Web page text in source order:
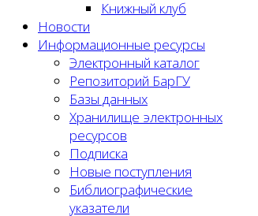
Книжный клуб
Новости
Информационные ресурсы
Электронный каталог
Репозиторий БарГУ
Базы данных
Хранилище электронных
ресурсов
Подписка
Новые поступления
Библиографические
указатели